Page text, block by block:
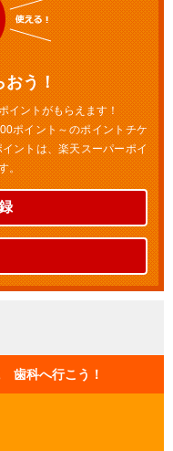
おう！
イントがもらえます！
ポイント～のポイントチケ
ントは、楽天スーパーポイ
。
歯科へ行こう！